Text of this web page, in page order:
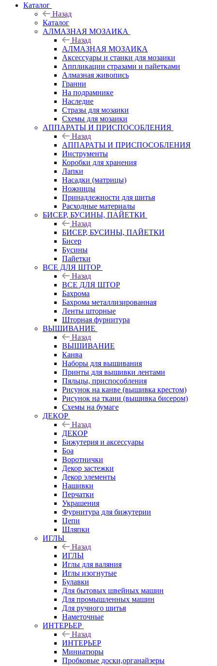
Каталог
Назад
Каталог
АЛМАЗНАЯ МОЗАИКА
Назад
АЛМАЗНАЯ МОЗАИКА
Аксессуары и станки для мозаики
Аппликации стразами и пайетками
Алмазная живопись
Гранни
На подрамнике
Наследие
Стразы для мозаики
Схемы для мозаики
АППАРАТЫ И ПРИСПОСОБЛЕНИЯ
Назад
АППАРАТЫ И ПРИСПОСОБЛЕНИЯ
Инструменты
Коробки для хранения
Лапки
Насадки (матрицы)
Ножницы
Принадлежности для шитья
Расходные материалы
БИСЕР, БУСИНЫ, ПАЙЕТКИ
Назад
БИСЕР, БУСИНЫ, ПАЙЕТКИ
Бисер
Бусины
Пайетки
ВСЕ ДЛЯ ШТОР
Назад
ВСЕ ДЛЯ ШТОР
Бахрома
Бахрома металлизированная
Ленты шторные
Шторная фурнитура
ВЫШИВАНИЕ
Назад
ВЫШИВАНИЕ
Канва
Наборы для вышивания
Принты для вышивки лентами
Пяльцы, приспособления
Рисунок на канве (вышивка крестом)
Рисунок на ткани (вышивка бисером)
Схемы на бумаге
ДЕКОР
Назад
ДЕКОР
Бижутерия и аксессуары
Боа
Воротнички
Декор застежки
Декор элементы
Нашивки
Перчатки
Украшения
Фурнитура для бижутерии
Цепи
Шляпки
ИГЛЫ
Назад
ИГЛЫ
Иглы для валяния
Иглы изогнутые
Булавки
Для бытовых швейных машин
Для промышленных машин
Для ручного шитья
Наметочные
ИНТЕРЬЕР
Назад
ИНТЕРЬЕР
Миниатюры
Пробковые доски,органайзеры